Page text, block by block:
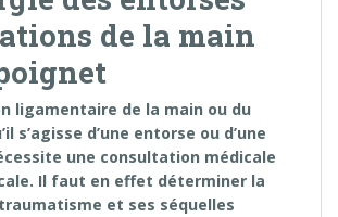
de la main
ligamentaire de la main ou du
s’agisse d’une entorse ou d’une
une consultation médicale
Il faut en effet déterminer la
et ses séquelles